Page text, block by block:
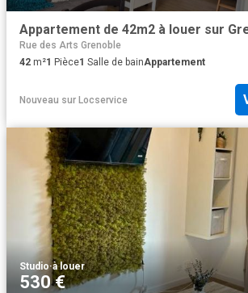
Appartement de 42m2 à louer sur
Rue des Arts Grenoble
42 m²1 Pièce1 Salle de bainAppartement
Nouveau sur Locservice
Studio·à louer
530 €